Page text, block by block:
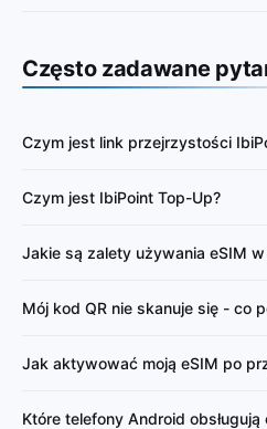
Często zadawane
Czym jest link przejrzystości
Czym jest IbiPoint Top-Up?
Jakie są zalety używania eSIM
Mój kod QR nie skanuje się - co
Jak aktywować moją eSIM po
Które telefony Android obsługują